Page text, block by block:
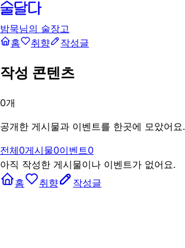
밤묵님의 술장고
홈
취향 작성글
작성 콘텐츠
0개
공개한 게시물과 이벤트를 한곳에 모았어요.
전체0게시물0이벤트0
아직 작성한 게시물이나 이벤트가 없어요.
홈
취향 작성글